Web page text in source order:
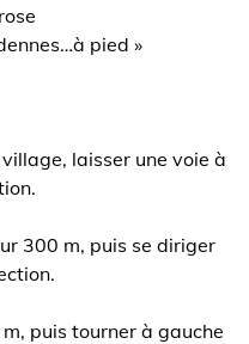
pied »
laisser une voie à
300 m, puis se diriger
puis tourner à gauche